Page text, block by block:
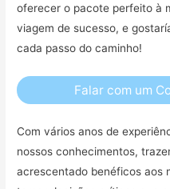
oferecer o pacote perfeito à
viagem de sucesso, e
cada passo do caminho!
Falar com um
Com vários anos de
nossos conhecimentos,
acrescentado benéficos aos